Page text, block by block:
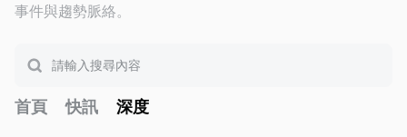
事件與趨勢脈絡。
首頁 快訊 深度